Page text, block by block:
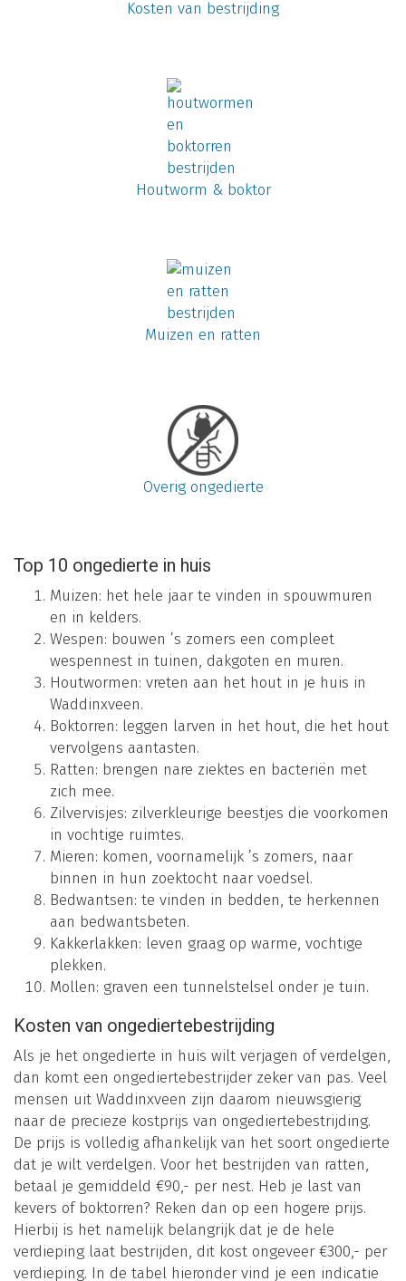
Kosten van bestrijding
Houtworm & boktor
Muizen en ratten
Overig ongedierte
Top 10 ongedierte in huis
Muizen: het hele jaar te vinden in spouwmuren
en in kelders.
Wespen: bouwen ’s zomers een compleet
wespennest in tuinen, dakgoten en muren.
Houtwormen: vreten aan het hout in je huis in
Waddinxveen.
Boktorren: leggen larven in het hout, die het hout
vervolgens aantasten.
Ratten: brengen nare ziektes en bacteriën met
zich mee.
Zilvervisjes: zilverkleurige beestjes die voorkomen
in vochtige ruimtes.
Mieren: komen, voornamelijk ’s zomers, naar
binnen in hun zoektocht naar voedsel.
Bedwantsen: te vinden in bedden, te herkennen
aan bedwantsbeten.
Kakkerlakken: leven graag op warme, vochtige
plekken.
Mollen: graven een tunnelstelsel onder je tuin.
Kosten van ongediertebestrijding
Als je het ongedierte in huis wilt verjagen of verdelgen,
dan komt een ongediertebestrijder zeker van pas. Veel
mensen uit Waddinxveen zijn daarom nieuwsgierig
naar de precieze kostprijs van ongediertebestrijding.
De prijs is volledig afhankelijk van het soort ongedierte
dat je wilt verdelgen. Voor het bestrijden van ratten,
betaal je gemiddeld €90,- per nest. Heb je last van
kevers of boktorren? Reken dan op een hogere prijs.
Hierbij is het namelijk belangrijk dat je de hele
verdieping laat bestrijden, dit kost ongeveer €300,- per
verdieping. In de tabel hieronder vind je een indicatie